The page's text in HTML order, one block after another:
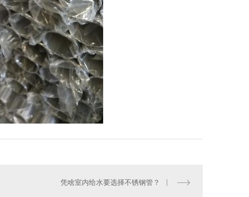
凭啥室内给水要选择不锈钢管？